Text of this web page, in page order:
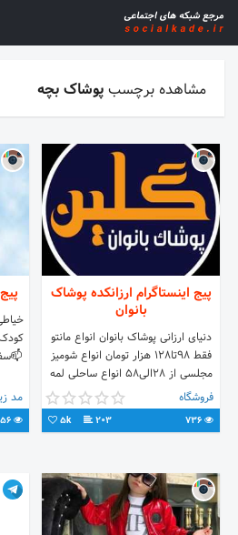
مشاهده برچسبپوشاک بچه
پیج اینستاگرام ارزانکده پوشاک
بانوان
دنیای ارزانی پوشاک بانوان انواع مانتو
فقط 98تا128 هزار تومان انواع شومیز
مجلسی از 28الی58 انواع ساحلی لمه
نخی کشی 🎁پارامونت مجتمع تندیس
طبقه همکف پلاک 244 🎁 🎁
09366922377🎁
فروشگاه
203
5k
مد